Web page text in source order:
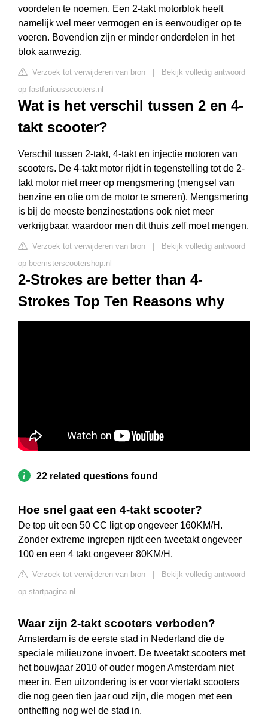
voordelen te noemen. Een 2-takt motorblok heeft
namelijk wel meer vermogen en is eenvoudiger op te
voeren. Bovendien zijn er minder onderdelen in het
blok aanwezig.
Verzoek tot verwijderen van bron
Bekijk volledig antwoord
op fastfuriousscooters.nl
Wat is het verschil tussen 2 en 4-
takt scooter?
Verschil tussen 2-takt, 4-takt en injectie motoren van
scooters. De 4-takt motor rijdt in tegenstelling tot de 2-
takt motor niet meer op mengsmering (mengsel van
benzine en olie om de motor te smeren). Mengsmering
is bij de meeste benzinestations ook niet meer
verkrijgbaar, waardoor men dit thuis zelf moet mengen.
Verzoek tot verwijderen van bron
Bekijk volledig antwoord
op beemsterscootershop.nl
2-Strokes are better than 4-
Strokes Top Ten Reasons why
22 related questions found
Hoe snel gaat een 4-takt scooter?
De top uit een 50 CC ligt op ongeveer 160KM/H.
Zonder extreme ingrepen rijdt een tweetakt ongeveer
100 en een 4 takt ongeveer 80KM/H.
Verzoek tot verwijderen van bron
Bekijk volledig antwoord
op startpagina.nl
Waar zijn 2-takt scooters verboden?
Amsterdam is de eerste stad in Nederland die de
speciale milieuzone invoert. De tweetakt scooters met
het bouwjaar 2010 of ouder mogen Amsterdam niet
meer in. Een uitzondering is er voor viertakt scooters
die nog geen tien jaar oud zijn, die mogen met een
ontheffing nog wel de stad in.